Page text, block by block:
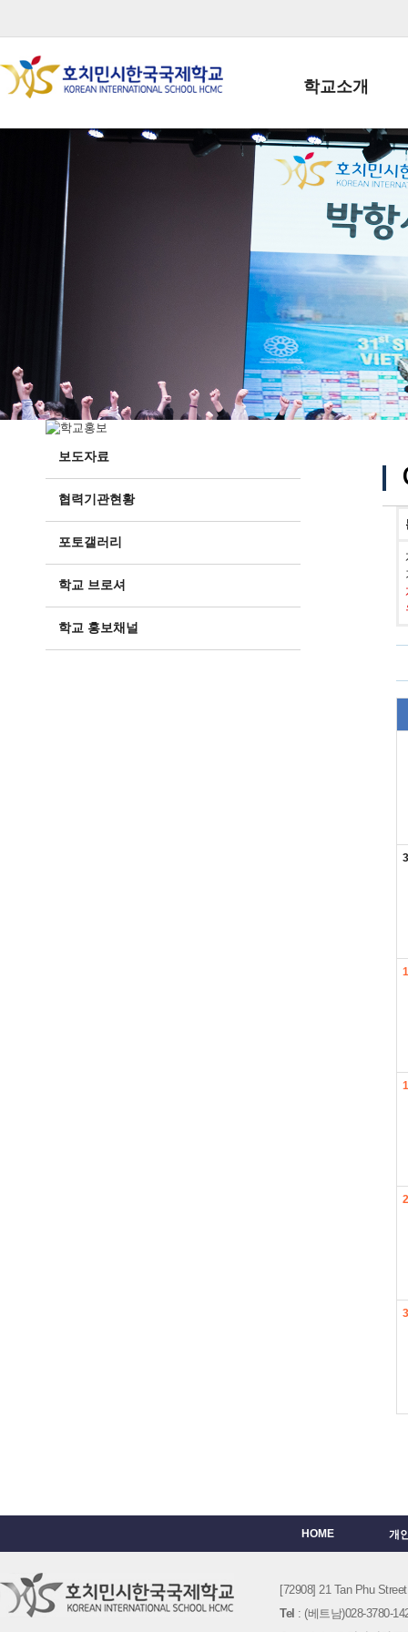
학교소개
학교장인사말
학생회장인사말
학교상징
학교 CI
교직원현황
학생현황
위치/전화
전경사진
보도자료
협력기관현황
포토갤러리
학교 브로셔
학교 홍보채널
3
HOME 개
[72908] 21 Tan Phu
Tel : (베트남)028-3780-